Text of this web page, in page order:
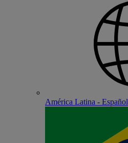
América Latina - Español